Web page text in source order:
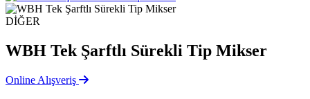
DİĞER
WBH Tek Şarftlı Sürekli Tip Mikser
Online Alışveriş